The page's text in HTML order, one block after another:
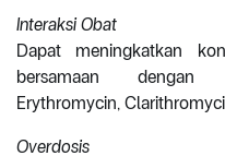
Interaksi Obat
Dapat meningkatkan
bersamaan dengan
Erythromycin,
Overdosis